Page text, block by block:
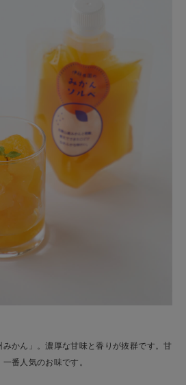
かん」。濃厚な甘味と香りが抜群です。甘
番人気のお味です。